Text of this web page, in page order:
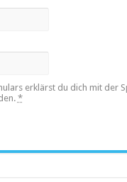
erklärst du dich mit der
*